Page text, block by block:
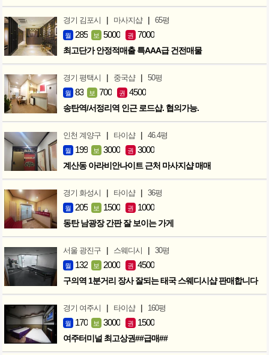
경기 김포시 | 마사지샵 | 65평
월 285 보 5000 권 7000
최고단가 안정적매출 특AAA급 건전매물
경기 평택시 | 중국샵 | 50평
월 83 보 700 권 4500
송탄역/서정리역 인근 로드샵. 협의가능.
인천 계양구 | 타이샵 | 46.4평
월 199 보 3000 권 3000
계산동 아라비안나이트 근처 마사지샵 매매
경기 화성시 | 타이샵 | 36평
월 205 보 1500 권 1000
동탄 남광장 간판 잘 보이는 가게
서울 광진구 | 스웨디시 | 30평
월 132 보 2000 권 4500
구의역 1분거리 장사 잘되는 태국 스웨디시샵 판매합니다
경기 여주시 | 타이샵 | 160평
월 170 보 3000 권 1500
여주터미널 최고상권##급매##